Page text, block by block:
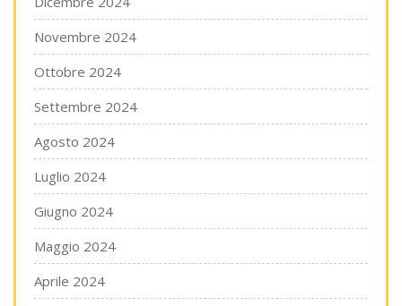
Novembre 2024
Ottobre 2024
Settembre 2024
Agosto 2024
Luglio 2024
Giugno 2024
Maggio 2024
Aprile 2024